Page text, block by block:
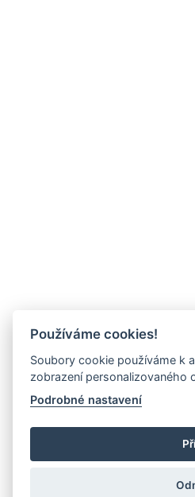
Používáme cookies!
Soubory cookie používáme k
zobrazení personalizovaného
Podrobné nastavení